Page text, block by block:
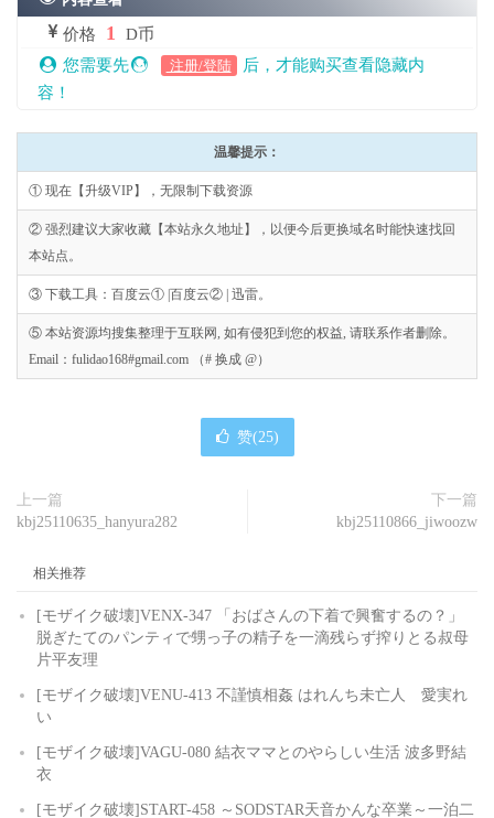
价格 1
D币
您需要先
注册/登陆
后，才能购买查看隐藏内
容！
温馨提示：
① 现在【升级VIP】，无限制下载资源
② 强烈建议大家收藏【本站永久地址】，以便今后更换域名时能快速找回
本站点。
③ 下载工具：百度云① |百度云② | 迅雷。
⑤ 本站资源均搜集整理于互联网, 如有侵犯到您的权益, 请联系作者删除。
Email：fulidao168#gmail.com （# 换成 @）
赞(25)
上一篇
kbj25110635_hanyura282
下一篇
kbj25110866_jiwoozw
相关推荐
[モザイク破壊]VENX-347 「おばさんの下着で興奮するの？」
脱ぎたてのパンティで甥っ子の精子を一滴残らず搾りとる叔母
片平友理
[モザイク破壊]VENU-413 不謹慎相姦 はれんち未亡人 愛実れ
い
[モザイク破壊]VAGU-080 結衣ママとのやらしい生活 波多野結
衣
[モザイク破壊]START-458 ～SODSTAR天音かんな卒業～一泊二